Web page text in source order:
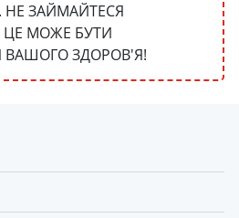
НЕ ЗАЙМАЙТЕСЯ
МОЖЕ БУТИ
ВАШОГО ЗДОРОВ'Я!